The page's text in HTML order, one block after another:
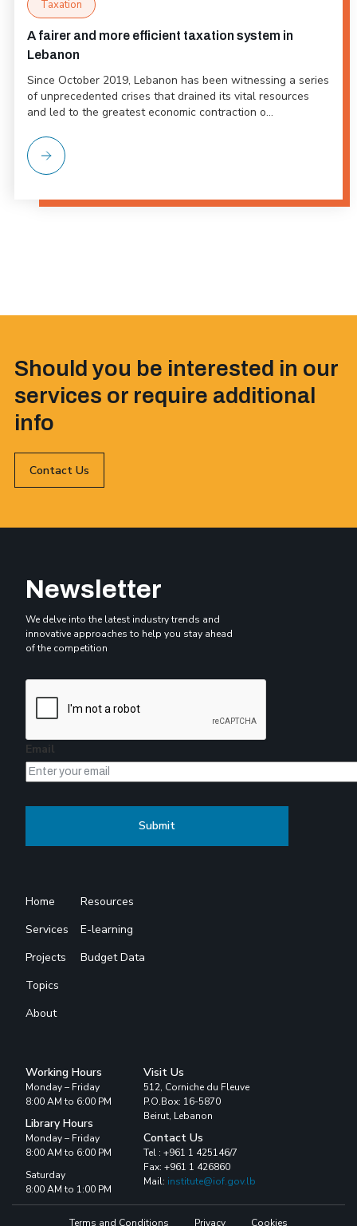
Taxation
A fairer and more efficient taxation system in
Lebanon
Since October 2019, Lebanon has been witnessing a series
of unprecedented crises that drained its vital resources
and led to the greatest economic contraction o...
Should you be interested in our
services or require additional
info
Contact Us
Newsletter
We delve into the latest industry trends and
innovative approaches to help you stay ahead
of the competition
Email
Home
Services
Projects
Topics
About
Resources
E-learning
Budget Data
Working Hours
Monday – Friday
8:00 AM to 6:00 PM
Library Hours
Monday – Friday
8:00 AM to 6:00 PM
Saturday
8:00 AM to 1:00 PM
Visit Us
512, Corniche du Fleuve
P.O.Box: 16-5870
Beirut, Lebanon
Contact Us
Tel : +961 1 425146/7
Fax: +961 1 426860
Mail: institute@iof.gov.lb
Terms and Conditions Privacy Cookies